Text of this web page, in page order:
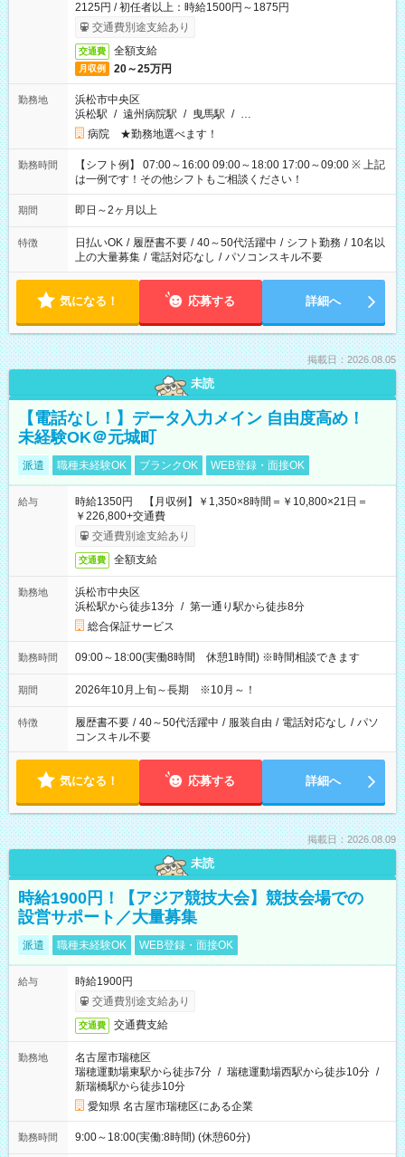
2125円 / 初任者以上：時給1500円～1875円
交通費別途支給あり
交通費 全額支給
月収例 20～25万円
勤務地
浜松市中央区
浜松駅 / 遠州病院駅 / 曳馬駅 / …
病院 ★勤務地選べます！
勤務時間
【シフト例】 07:00～16:00 09:00～18:00 17:00～09:00 ※ 上記
は一例です！その他シフトもご相談ください！
期間 即日～2ヶ月以上
特徴 日払いOK / 履歴書不要 / 40～50代活躍中 / シフト勤務 / 10名以
上の大量募集 / 電話対応なし / パソコンスキル不要
気になる！ 応募する 詳細へ
掲載日：2026.08.05
未読
【電話なし！】データ入力メイン 自由度高め！
未経験OK＠元城町
派遣 職種未経験OK ブランクOK WEB登録・面接OK
給与
時給1350円 【月収例】￥1,350×8時間＝￥10,800×21日＝
￥226,800+交通費
交通費別途支給あり
交通費 全額支給
勤務地
浜松市中央区
浜松駅から徒歩13分 / 第一通り駅から徒歩8分
総合保証サービス
勤務時間 09:00～18:00(実働8時間 休憩1時間) ※時間相談できます
期間 2026年10月上旬～長期 ※10月～！
特徴 履歴書不要 / 40～50代活躍中 / 服装自由 / 電話対応なし / パソ
コンスキル不要
気になる！ 応募する 詳細へ
掲載日：2026.08.09
未読
時給1900円！【アジア競技大会】競技会場での
設営サポート／大量募集
派遣 職種未経験OK WEB登録・面接OK
給与
時給1900円
交通費別途支給あり
交通費 交通費支給
勤務地
名古屋市瑞穂区
瑞穂運動場東駅から徒歩7分 / 瑞穂運動場西駅から徒歩10分 /
新瑞橋駅から徒歩10分
愛知県 名古屋市瑞穂区にある企業
勤務時間 9:00～18:00(実働:8時間) (休憩60分)